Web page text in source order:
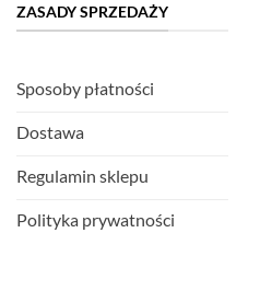
ZASADY SPRZEDAŻY
Sposoby płatności
Dostawa
Regulamin sklepu
Polityka prywatności